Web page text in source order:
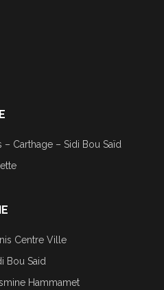
– Carthage – Sidi Bou Saïd
Centre Ville
Bou Said
Hammamet